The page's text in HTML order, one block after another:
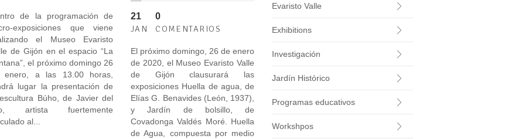
de la programación de
exposiciones que viene
el Museo Evaristo
de Gijón en el espacio “La
el próximo domingo 26
enero, a las 13.00 horas,
lugar la presentación de
Búho, de Javier del
artista fuertemente
al...
21
JAN
0
COMENTARIOS
El próximo domingo, 26 de enero
de 2020, el Museo Evaristo Valle
de Gijón clausurará las
exposiciones Huella de agua, de
Elías G. Benavides (León, 1937),
y Jardín de bolsillo, de
Covadonga Valdés Moré. Huella
de Agua, compuesta por medio
Evaristo Valle
Exhibitions
Investigación
Jardín Histórico
Programas educativos
Workshpos